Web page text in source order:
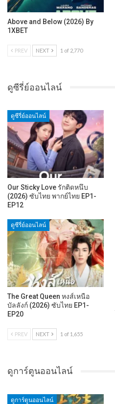
Above and Below (2026) By
1XBET
PREV NEXT 1 of 2,770
ดูซีรี่ย์ออนไลน์
ดูซีรี่ย์ออนไลน์
Our Sticky Love รักติดหนึบ
(2026) ซับไทย พากย์ไทย EP1-
EP12
ดูซีรี่ย์ออนไลน์
The Great Queen หงส์เหนือ
บัลลังก์ (2026) ซับไทย EP1-
EP20
PREV NEXT 1 of 1,655
ดูการ์ตูนออนไลน์
ดูการ์ตูนออนไลน์